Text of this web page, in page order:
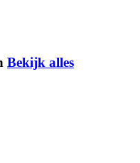
Bekijk alles